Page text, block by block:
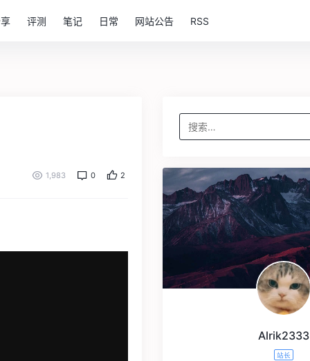
评测 笔记 日常 网站公告 RSS
1,983 0 2
搜
索：
Alrik2333
站长